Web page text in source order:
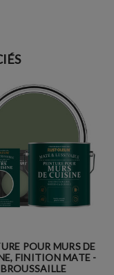
POUR MURS DE
FINITION MATE -
BROUSSAILLE